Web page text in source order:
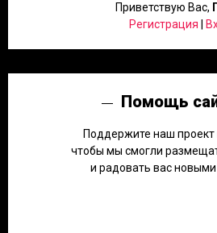
Приветствую Вас,
Регистрация
Помощь
Поддержите наш проект
чтобы мы смогли
и радовать вас